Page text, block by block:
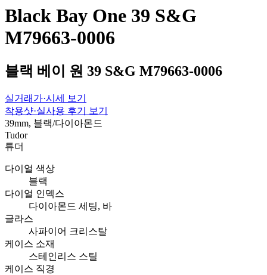
Black Bay One 39 S&G
M79663-0006
블랙 베이 원 39 S&G M79663-0006
실거래가·시세 보기
착용샷·실사용 후기 보기
39mm, 블랙/다이아몬드
Tudor
튜더
다이얼 색상
블랙
다이얼 인덱스
다이아몬드 세팅, 바
글라스
사파이어 크리스탈
케이스 소재
스테인리스 스틸
케이스 직경